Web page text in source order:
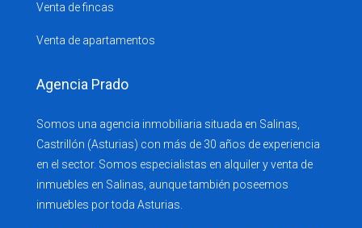
Venta de fincas
Venta de apartamentos
Agencia Prado
Somos una agencia inmobiliaria situada en Salinas,
Castrillón (Asturias) con más de 30 años de experiencia
en el sector. Somos especialistas en alquiler y venta de
inmuebles en Salinas, aunque también poseemos
inmuebles por toda Asturias.